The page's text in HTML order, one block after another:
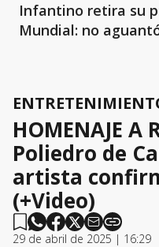
Infantino retira su
Mundial: no
HOMENAJE A
Poliedro de
artista
(+Video)
29 de abril de 2025 | 16:29